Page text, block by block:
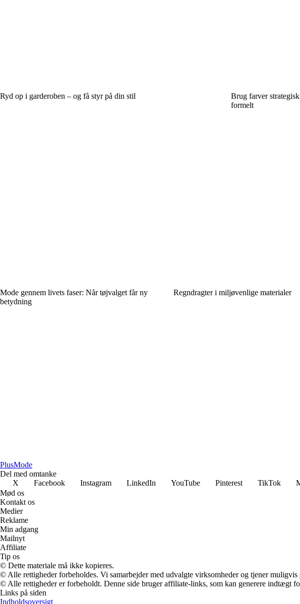
Ryd op i garderoben – og få styr på din stil
Brug farver
formelt
Mode gennem livets faser: Når tøjvalget får ny
betydning
Regndragter i miljøvenlige materialer
PlusMode
Del med omtanke
X
Facebook Instagram LinkedIn YouTube Pinterest TikTok
Mød os
Kontakt os
Medier
Reklame
Min adgang
Mailnyt
Affiliate
Tip os
© Dette materiale må ikke kopieres.
© Alle rettigheder forbeholdes. Vi samarbejder med udvalgte virksomheder og tjener
© Alle rettigheder er forbeholdt. Denne side bruger affiliate-links, som kan generere indtægt
Links på siden
Indholdsoversigt